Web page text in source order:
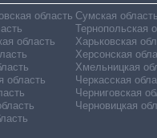
область
область
область
Сумская область
Тернопольская
Харьковская
Херсонская
Хмельницкая
Черкасская
Черниговская
Черновицкая